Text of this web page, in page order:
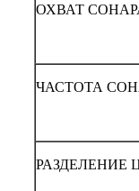
ОХВАТ
ЧАСТОТА
РАЗДЕЛЕНИЕ